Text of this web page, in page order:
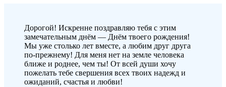
Дорогой! Искренне поздравляю тебя с этим
замечательным днём — Днём твоего рождения!
Мы уже столько лет вместе, а любим друг друга
по-прежнему! Для меня нет на земле человека
ближе и роднее, чем ты! От всей души хочу
пожелать тебе свершения всех твоих надежд и
ожиданий, счастья и любви!